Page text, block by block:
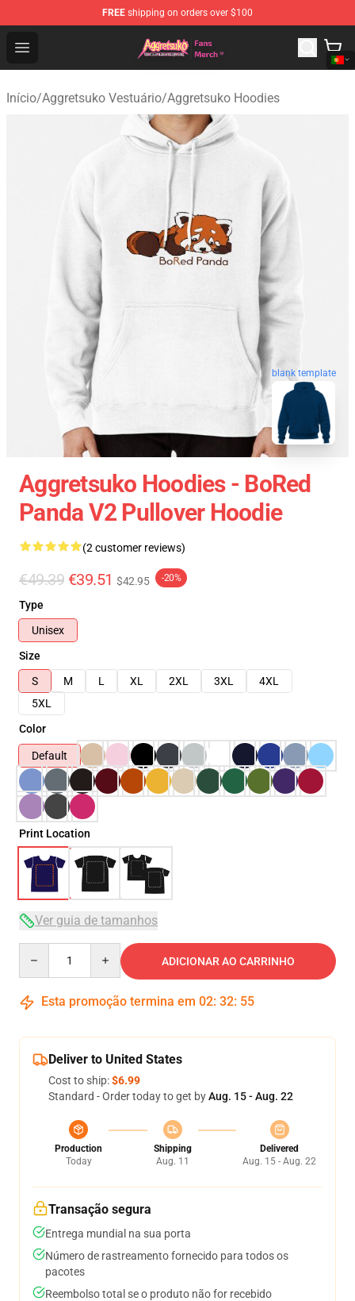
FREE shipping on orders over $100
Open menu
Aggretsuko Store - Official Aggretsuko Merchandise
Início/Aggretsuko Vestuário/Aggretsuko Hoodies
blank template
Aggretsuko Hoodies - BoRed
Panda V2 Pullover Hoodie
(2 customer reviews)
€49.39 €39.51 $42.95 -20%
Type
Unisex
Size
S
M L XL 2XL 3XL
4XL
5XL
Color
Default
Print Location
Ver guia de tamanhos
ADICIONAR AO CARRINHO
Esta promoção termina em 02: 32: 54
Deliver to United States
Cost to ship:$6.99
Standard - Order today to get byAug. 15 - Aug. 22
Production
Today
Shipping
Aug. 11
Delivered
Aug. 15 - Aug. 22
Transação segura
Entrega mundial na sua porta
Número de rastreamento fornecido para todos os
pacotes
Reembolso total se o produto não for recebido